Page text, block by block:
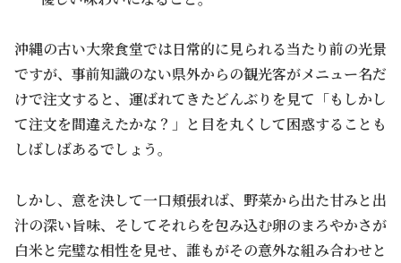
沖縄の古い大衆食堂では日常的に見られる当たり前の光景
ですが、事前知識のない県外からの観光客がメニュー名だ
けで注文すると、運ばれてきたどんぶりを見て「もしかし
て注文を間違えたかな？」と目を丸くして困惑することも
しばしばあるでしょう。
しかし、意を決して一口頬張れば、野菜から出た甘みと出
汁の深い旨味、そしてそれらを包み込む卵のまろやかさが
白米と完璧な相性を見せ、誰もがその意外な組み合わせと